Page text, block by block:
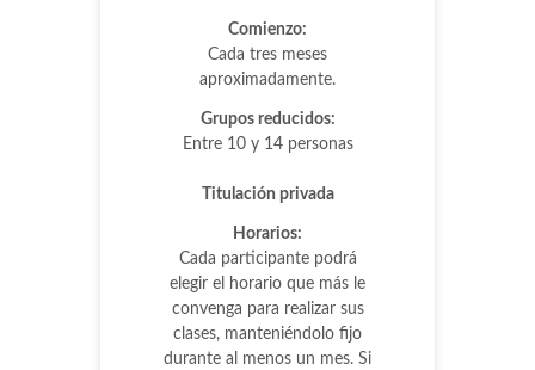
Comienzo:
Cada tres meses
aproximadamente.
Grupos reducidos:
Entre 10 y 14 personas
Titulación privada
Horarios:
Cada participante podrá
elegir el horario que más le
convenga para realizar sus
clases, manteniéndolo fijo
durante al menos un mes. Si